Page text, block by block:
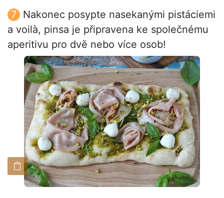
Nakonec posypte nasekanými pistáciemi
a voilà, pinsa je připravena ke společnému
aperitivu pro dvě nebo více osob!